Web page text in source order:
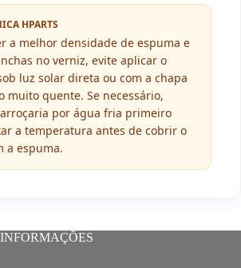
HPARTS
a melhor densidade de espuma e
no verniz, evite aplicar o
luz solar direta ou com a chapa
muito quente. Se necessário,
por água fria primeiro
a temperatura antes de cobrir o
a espuma.
INFORMAÇÕES